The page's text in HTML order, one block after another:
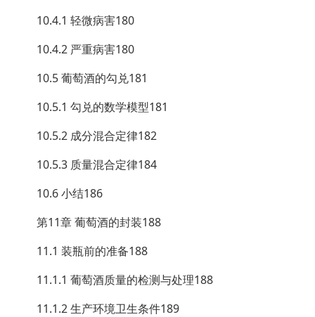
10.4.1 轻微病害180
10.4.2 严重病害180
10.5 葡萄酒的勾兑181
10.5.1 勾兑的数学模型181
10.5.2 成分混合定律182
10.5.3 质量混合定律184
10.6 小结186
第11章 葡萄酒的封装188
11.1 装瓶前的准备188
11.1.1 葡萄酒质量的检测与处理188
11.1.2 生产环境卫生条件189